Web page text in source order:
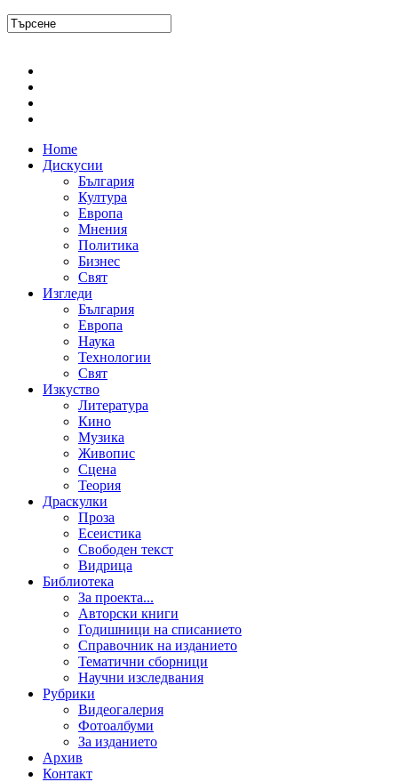
Home
Дискусии
България
Култура
Европа
Мнения
Политика
Бизнес
Свят
Изгледи
България
Европа
Наука
Технологии
Свят
Изкуство
Литература
Кино
Музика
Живопис
Сцена
Теория
Драскулки
Проза
Есеистика
Свободен текст
Видрица
Библиотека
За проекта...
Авторски книги
Годишници на списанието
Справочник на изданието
Тематични сборници
Научни изследвания
Рубрики
Видеогалерия
Фотоалбуми
За изданието
Архив
Контакт